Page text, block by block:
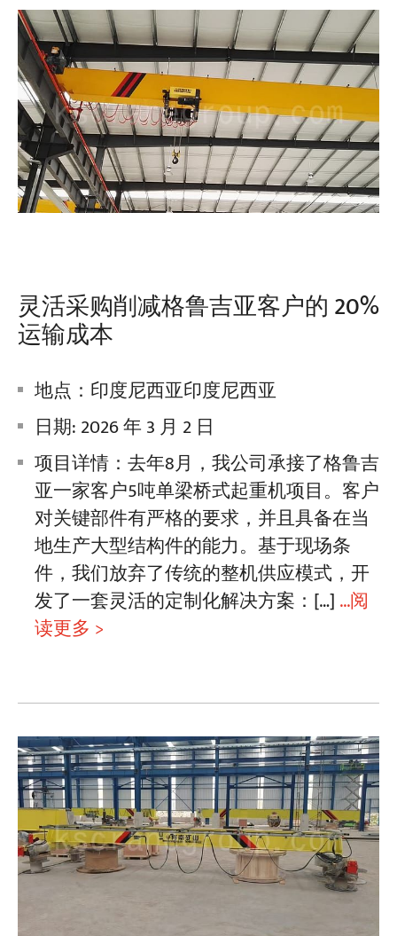
灵活采购削减格鲁吉亚客户的 20%
运输成本
地点：印度尼西亚印度尼西亚
日期: 2026 年 3 月 2 日
项目详情：去年8月，我公司承接了格鲁吉
亚一家客户5吨单梁桥式起重机项目。客户
对关键部件有严格的要求，并且具备在当
地生产大型结构件的能力。基于现场条
件，我们放弃了传统的整机供应模式，开
发了一套灵活的定制化解决方案：[…] ...阅
读更多 >